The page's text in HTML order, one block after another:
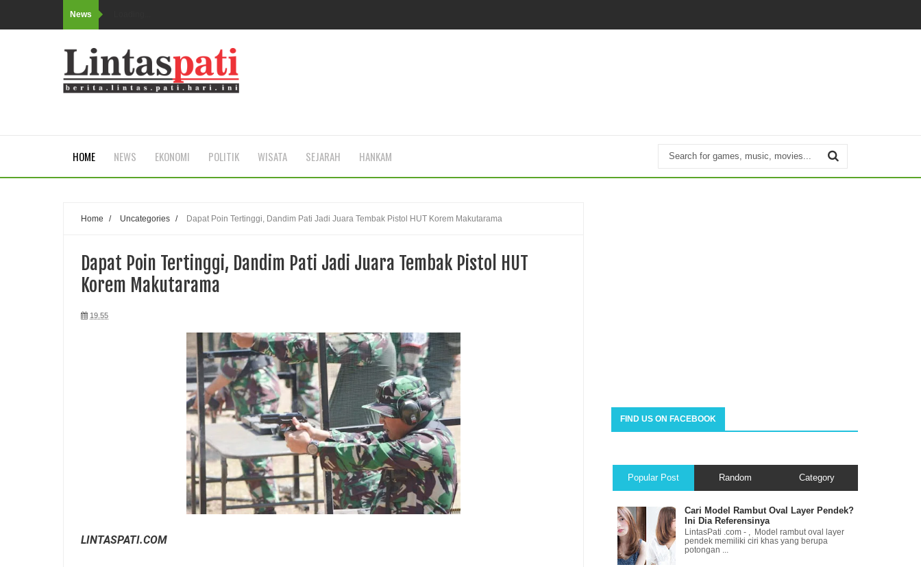
News
HOME NEWS EKONOMI POLITIK WISATA SEJARAH HANKAM
Home / Uncategories / Dapat Poin Tertinggi, Dandim Pati Jadi Juara Tembak Pistol HUT Korem Makutarama
Dapat Poin Tertinggi, Dandim Pati Jadi Juara Tembak Pistol HUT
Korem Makutarama
19.55
LINTASPATI.COM
FIND US ON FACEBOOK
Popular Post Random Category
Cari Model Rambut Oval Layer Pendek?
Ini Dia Referensinya
LintasPati .com - , Model rambut oval layer
pendek memiliki ciri khas yang berupa
potongan ...